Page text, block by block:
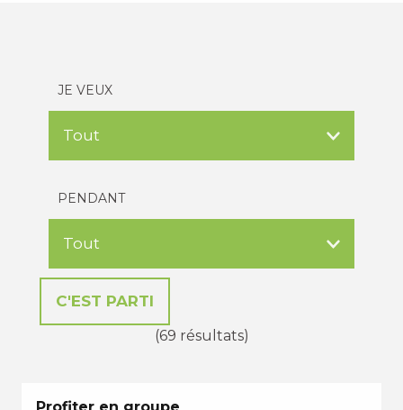
JE VEUX
PENDANT
(69 résultats)